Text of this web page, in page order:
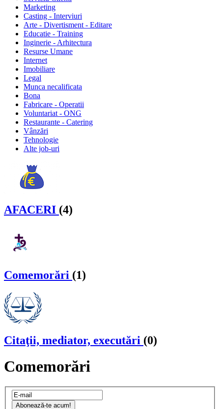
Marketing
Casting - Interviuri
Arte - Divertisment - Editare
Educatie - Training
Inginerie - Arhitectura
Resurse Umane
Internet
Imobiliare
Legal
Munca necalificata
Bona
Fabricare - Operatii
Voluntariat - ONG
Restaurante - Catering
Vânzări
Tehnologie
Alte job-uri
AFACERI (4)
Comemorări (1)
Citaţii, mediator, executări (0)
Comemorări
Abonează-te acum!